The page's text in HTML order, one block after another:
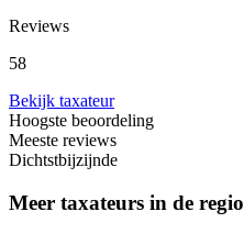
Reviews
58
Bekijk taxateur
Hoogste beoordeling
Meeste reviews
Dichtstbijzijnde
Meer taxateurs in de regio